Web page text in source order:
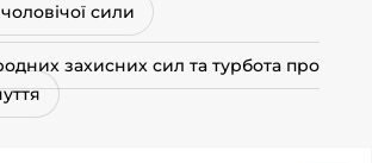
сили
захисних сил та турбота про